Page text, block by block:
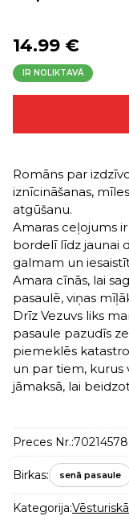
14.99 €
IR NOLIKTAVĀ
Romāns par
iznīcināšanas,
atgūšanu.
Amaras ceļojums
bordelī līdz jaunai
galmam un
Amara cīnās, lai
pasaulē, viņas
Drīz Vezuvs liks
pasaule pazudīs
piemeklēs
un par tiem, kurus
jāmaksā, lai
Preces Nr.:70214578
Birkas: senā pasaule
Kategorija: